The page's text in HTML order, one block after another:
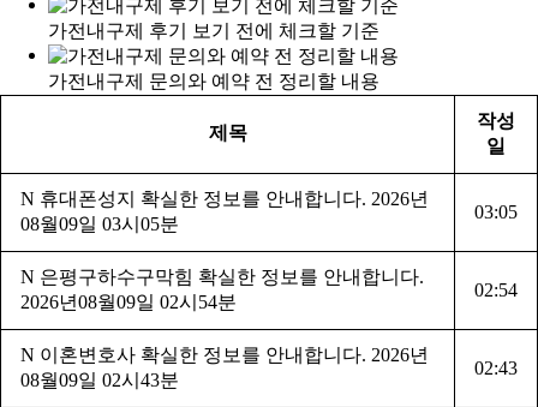
가전내구제 후기 보기 전에 체크할 기준
가전내구제 문의와 예약 전 정리할 내용
제목
작성
일
N 휴대폰성지 확실한 정보를 안내합니다. 2026년
08월09일 03시05분
03:05
N 은평구하수구막힘 확실한 정보를 안내합니다.
2026년08월09일 02시54분
02:54
N 이혼변호사 확실한 정보를 안내합니다. 2026년
08월09일 02시43분
02:43